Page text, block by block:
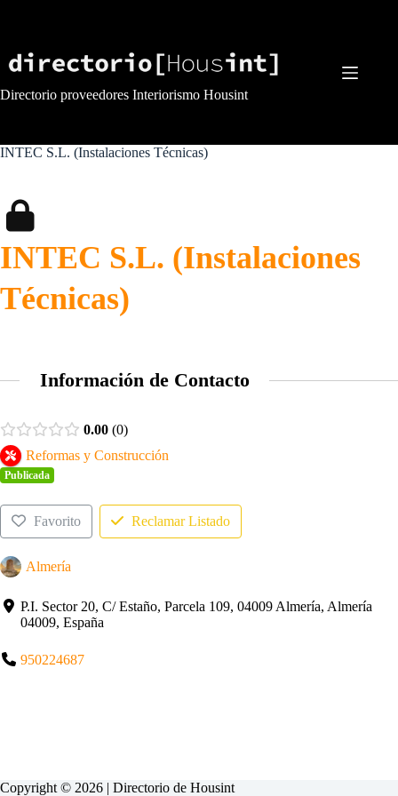
Directorio proveedores Interiorismo Housint
INTEC S.L. (Instalaciones Técnicas)
INTEC S.L. (Instalaciones
Técnicas)
Información de Contacto
0.00 0
Reformas y Construcción
Publicada
Favorito Reclamar Listado
Almería
P.I. Sector 20, C/ Estaño, Parcela 109, 04009 Almería, Almería
04009, España
950224687
Copyright © 2026 | Directorio de Housint